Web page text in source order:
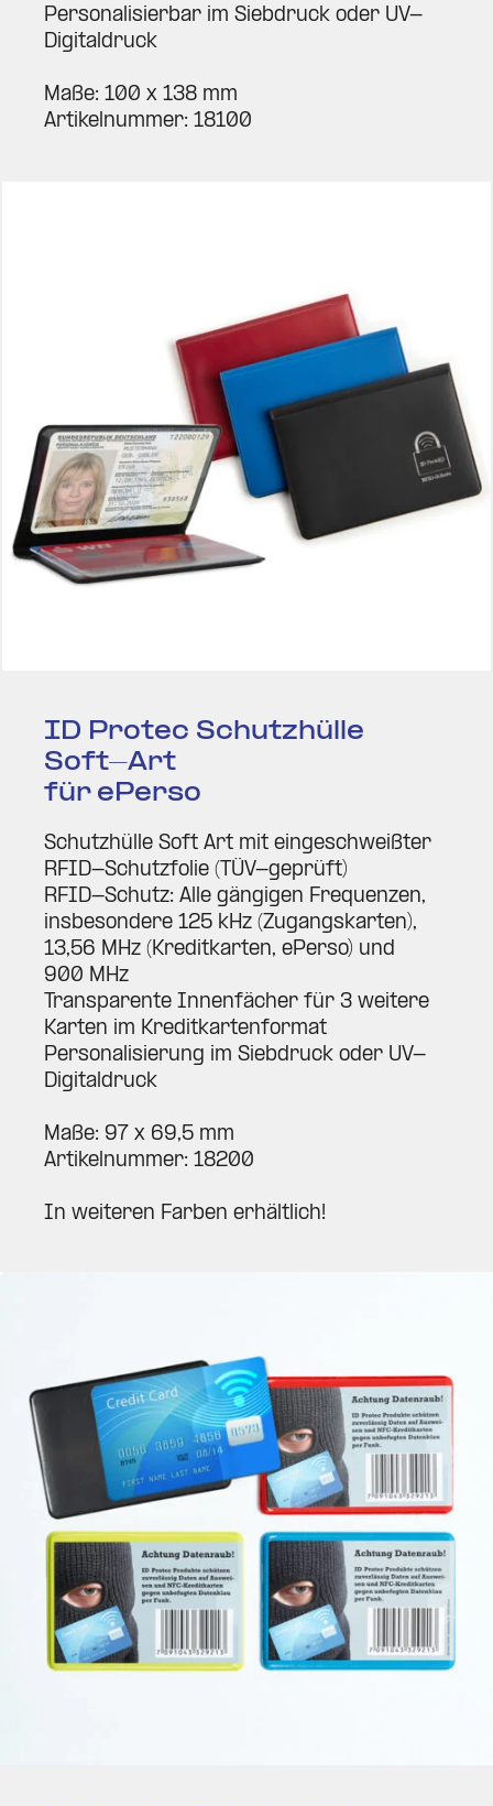
Per­so­na­li­sierbar im Sieb­druck oder UV-
Digi­tal­druck
Maße: 100 x 138 mm
Arti­kel­nummer: 18100
ID Protec Schutz­hülle
Soft-Art
für ePerso
Schutz­hülle Soft Art mit ein­ge­schweißter
RFID-Schutz­folie (TÜV-geprüft)
RFID-Schutz: Alle gän­gigen Fre­quenzen,
ins­be­sondere 125 kHz (Zugangs­karten),
13,56 MHz (Kre­dit­karten, ePerso) und
900 MHz
Trans­pa­rente Innen­fächer für 3 weitere
Karten im Kre­dit­kar­ten­format
Per­so­na­li­sierung im Sieb­druck oder UV-
Digi­tal­druck
Maße: 97 x 69,5 mm
Arti­kel­nummer: 18200
In wei­teren Farben erhältlich!